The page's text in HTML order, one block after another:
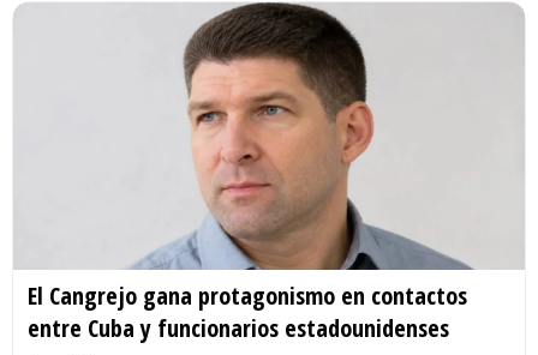
El Cangrejo gana protagonismo en contactos
entre Cuba y funcionarios estadounidenses